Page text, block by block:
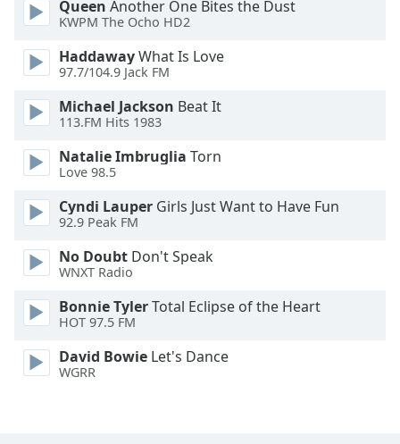
Font
Size
Text
Edge
Style
Font
Dialog
End
dialog
Queen Another One Bites the Dust
KWPM The Ocho HD2
HaddawayWhat Is Love
97.7/104.9 Jack FM
Michael Jackson Beat It
113.FM Hits 1983
Natalie Imbruglia Torn
Love 98.5
Cyndi Lauper Girls Just Want to Have Fun
92.9 Peak FM
No Doubt Don't Speak
WNXT Radio
Bonnie TylerTotal Eclipse of the Heart
HOT 97.5 FM
David Bowie Let's Dance
WGRR